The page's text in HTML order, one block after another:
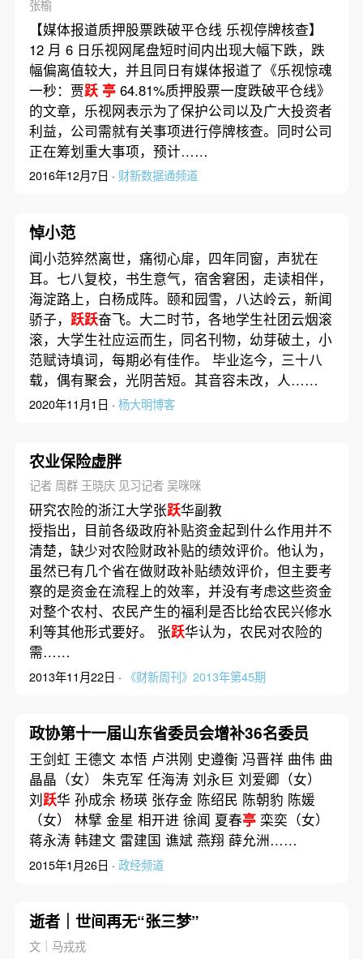
张榆
【媒体报道质押股票跌破平仓线 乐视停牌核查】
12 月 6 日乐视网尾盘短时间内出现大幅下跌，跌
幅偏离值较大，并且同日有媒体报道了《乐视惊魂
一秒：贾跃 亭64.81%质押股票一度跌破平仓线》
的文章，乐视网表示为了保护公司以及广大投资者
利益，公司需就有关事项进行停牌核查。同时公司
正在筹划重大事项，预计……
2016年12月7日 · 财新数据通频道
悼小范
闻小范猝然离世，痛彻心扉，四年同窗，声犹在
耳。七八复校，书生意气，宿舍窘困，走读相伴，
海淀路上，白杨成阵。颐和园雪，八达岭云，新闻
骄子， 跃跃奋飞。大二时节，各地学生社团云烟滚
滚，大学生社应运而生，同名刊物，幼芽破土，小
范赋诗填词，每期必有佳作。 毕业迄今，三十八
载，偶有聚会，光阴苦短。其音容未改，人……
2020年11月1日 · 杨大明博客
农业保险虚胖
记者 周群 王晓庆 见习记者 吴咪咪
研究农险的浙江大学张跃华副教
授指出，目前各级政府补贴资金起到什么作用并不
清楚，缺少对农险财政补贴的绩效评价。他认为，
虽然已有几个省在做财政补贴绩效评价，但主要考
察的是资金在流程上的效率，并没有考虑这些资金
对整个农村、农民产生的福利是否比给农民兴修水
利等其他形式要好。 张跃华认为，农民对农险的
需……
2013年11月22日 · 《财新周刊》2013年第45期
政协第十一届山东省委员会增补36名委员
王剑虹 王德文 本悟 卢洪刚 史遵衡 冯晋祥 曲伟 曲
晶晶（女） 朱克军 任海涛 刘永巨 刘爱卿（女）
刘跃华 孙成余 杨瑛 张存金 陈绍民 陈朝豹 陈媛
（女） 林擘 金星 相开进 徐闻 夏春亭栾奕（女）
蒋永涛 韩建文 雷建国 谯斌 燕翔 薛允洲……
2015年1月26日 · 政经频道
逝者｜世间再无“张三梦”
文｜马戎戎